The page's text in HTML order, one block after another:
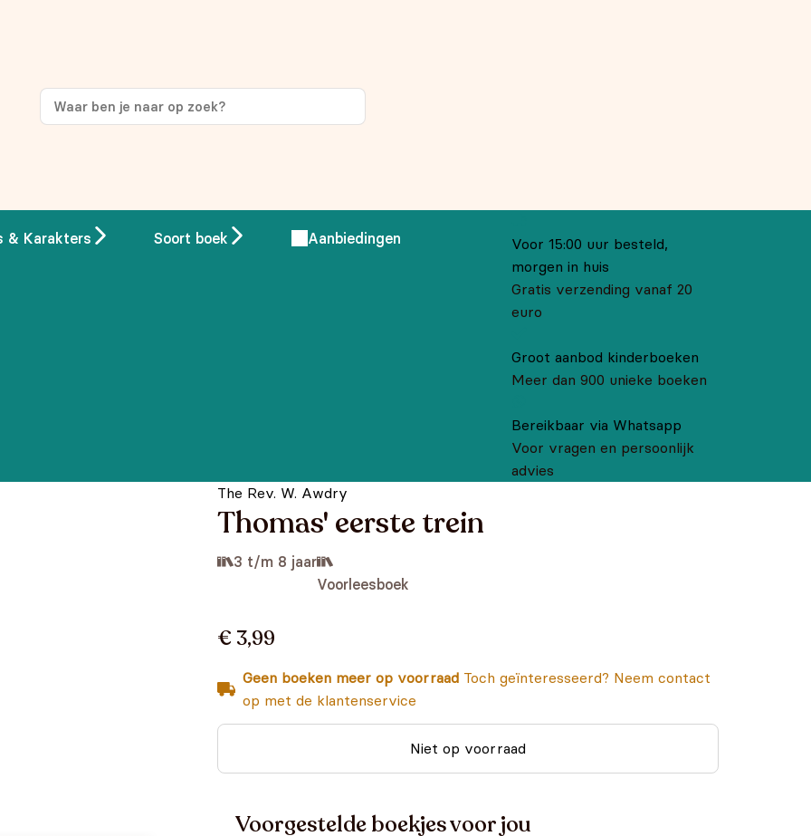
& Karakters Soort boek Aanbiedingen
Voor 15:00 uur besteld,
morgen in huis
Gratis verzending vanaf 20
euro
Groot aanbod kinderboeken
Meer dan 900 unieke boeken
Bereikbaar via Whatsapp
Voor vragen en persoonlijk
advies
The Rev. W. Awdry
Thomas' eerste trein
3 t/m 8 jaar
Voorleesboek
€ 3,99
Geen boeken meer op voorraad Toch geïnteresseerd? Neem contact
op met de klantenservice
Niet op voorraad
Voorgestelde boekjes voor jou
op je eerste aankoop!